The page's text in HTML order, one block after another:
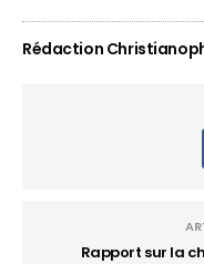
Rédaction
Rapport sur la